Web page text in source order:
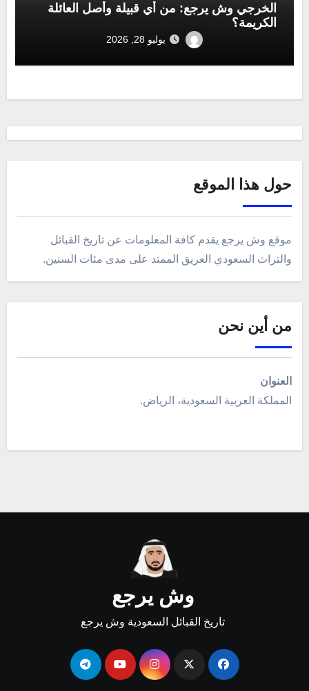
الخرجي وش يرجع: من أي قبيلة وأصل العائلة
الكريمة؟
يوليو 28, 2026
حول هذا الموقع
موقع وش يرجع يقدم كافة المعلومات عن تاريخ القبائل
والتراث السعودي العريق الممتد على مدى مئات السنين.
من أين نحن
العنوان
المملكة العربية السعودية، الرياض.
وش يرجع
تاريخ القبائل السعودية وش يرجع